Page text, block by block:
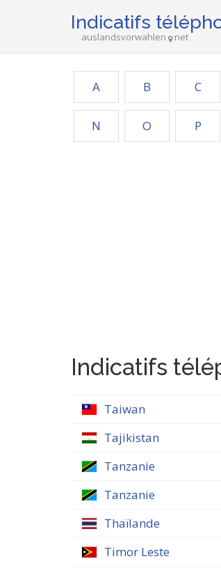
Indicatifs
auslandsvorwahlen net
A B C
N O P
Indicatifs
Taiwan
Tajikistan
Tanzanie
Tanzanie
Thaïlande
Timor Leste